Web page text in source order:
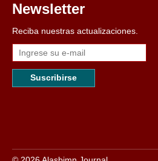
Newsletter
Reciba nuestras actualizaciones.
Suscribirse